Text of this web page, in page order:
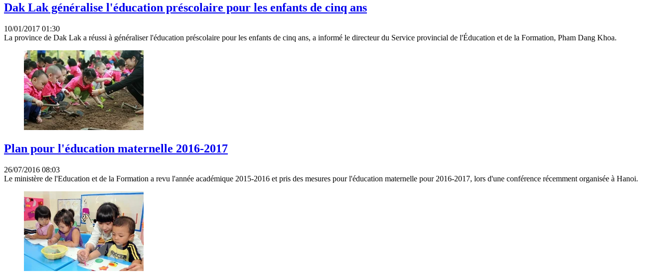
Dak Lak généralise l'éducation préscolaire pour les enfants de cinq ans
10/01/2017 01:30
La province de Dak Lak a réussi à généraliser l'éducation préscolaire pour les enfants de cinq ans, a informé le directeur du Service provincial de l'Éducation et de la Formation, Pham Dang Khoa.
Plan pour l'éducation maternelle 2016-2017
26/07/2016 08:03
Le ministère de l'Education et de la Formation a revu l'année académique 2015-2016 et pris des mesures pour l'éducation maternelle pour 2016-2017, lors d'une conférence récemment organisée à Hanoi.